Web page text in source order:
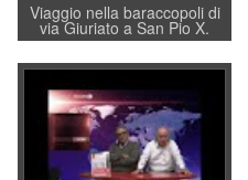
Viaggio nella baraccopoli di
via Giuriato a San Pio X.
Vicenza ai Vicentini: “faremo
un regalo di Natale ai
residenti”